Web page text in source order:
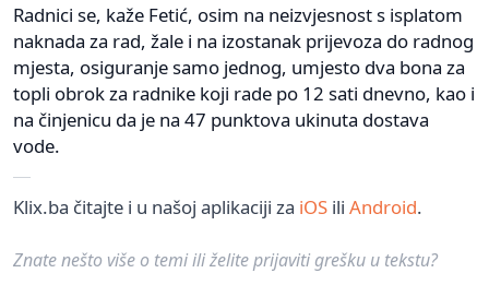
Radnici se, kaže Fetić, osim na neizvjesnost s isplatom
naknada za rad, žale i na izostanak prijevoza do radnog
mjesta, osiguranje samo jednog, umjesto dva bona za
topli obrok za radnike koji rade po 12 sati dnevno, kao i
na činjenicu da je na 47 punktova ukinuta dostava
vode.
Klix.ba čitajte i u našoj aplikaciji za iOS ili Android.
Znate nešto više o temi ili želite prijaviti grešku u tekstu?